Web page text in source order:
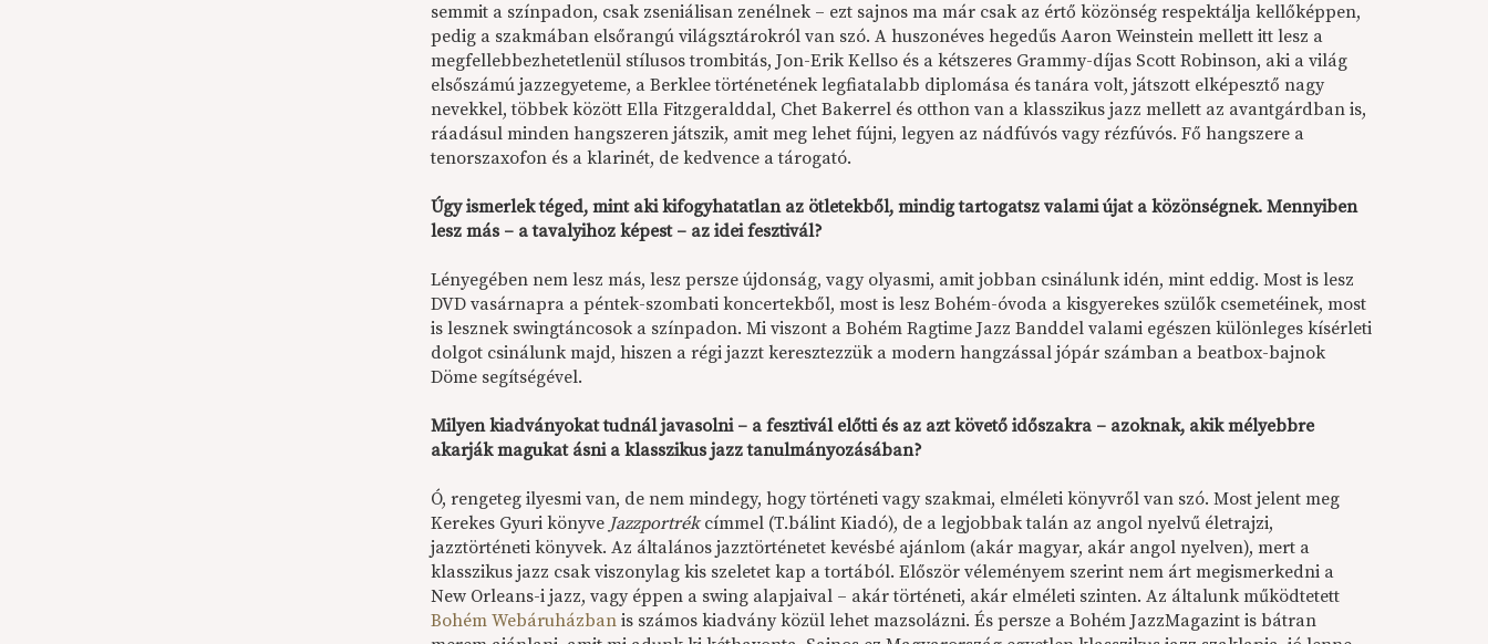
semmit a színpadon, csak zseniálisan zenélnek – ezt sajnos ma már csak az értő közönség respektálja kellőképpen,
pedig a szakmában elsőrangú világsztárokról van szó. A huszonéves hegedűs Aaron Weinstein mellett itt lesz a
megfellebbezhetetlenül stílusos trombitás, Jon-Erik Kellso és a kétszeres Grammy-díjas Scott Robinson, aki a világ
elsőszámú jazzegyeteme, a Berklee történetének legfiatalabb diplomása és tanára volt, játszott elképesztő nagy
nevekkel, többek között Ella Fitzgeralddal, Chet Bakerrel és otthon van a klasszikus jazz mellett az avantgárdban is,
ráadásul minden hangszeren játszik, amit meg lehet fújni, legyen az nádfúvós vagy rézfúvós. Fő hangszere a
tenorszaxofon és a klarinét, de kedvence a tárogató.
Úgy ismerlek téged, mint aki kifogyhatatlan az ötletekből, mindig tartogatsz valami újat a közönségnek. Mennyiben
lesz más – a tavalyihoz képest – az idei fesztivál?
Lényegében nem lesz más, lesz persze újdonság, vagy olyasmi, amit jobban csinálunk idén, mint eddig. Most is lesz
DVD vasárnapra a péntek-szombati koncertekből, most is lesz Bohém-óvoda a kisgyerekes szülők csemetéinek, most
is lesznek swingtáncosok a színpadon. Mi viszont a Bohém Ragtime Jazz Banddel valami egészen különleges kísérleti
dolgot csinálunk majd, hiszen a régi jazzt keresztezzük a modern hangzással jópár számban a beatbox-bajnok
Döme segítségével.
Milyen kiadványokat tudnál javasolni – a fesztivál előtti és az azt követő időszakra – azoknak, akik mélyebbre
akarják magukat ásni a klasszikus jazz tanulmányozásában?
Ó, rengeteg ilyesmi van, de nem mindegy, hogy történeti vagy szakmai, elméleti könyvről van szó. Most jelent meg
Kerekes Gyuri könyve Jazzportrékcímmel (T.bálint Kiadó), de a legjobbak talán az angol nyelvű életrajzi,
jazztörténeti könyvek. Az általános jazztörténetet kevésbé ajánlom (akár magyar, akár angol nyelven), mert a
klasszikus jazz csak viszonylag kis szeletet kap a tortából. Először véleményem szerint nem árt megismerkedni a
New Orleans-i jazz, vagy éppen a swing alapjaival – akár történeti, akár elméleti szinten. Az általunk működtetett
Bohém Webáruházban is számos kiadvány közül lehet mazsolázni. És persze a Bohém JazzMagazint is bátran